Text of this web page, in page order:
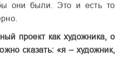
они были. Это и есть то
проект как художника, о
сказать: «я – художник,